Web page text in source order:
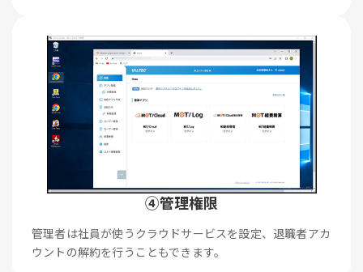
④管理権限
管理者は社員が使うクラウドサービスを設定、退職者アカ
ウントの解約を行うこともできます。